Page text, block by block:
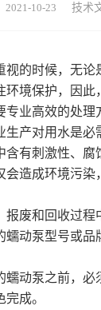
2021-10-23 技术
的时候，无论
境保护，因此
业高效的处理
生产对用水是必
含有刺激性、腐
会造成环境污染
废和回收过程
蠕动泵型号或品
蠕动泵之前，必
完成。